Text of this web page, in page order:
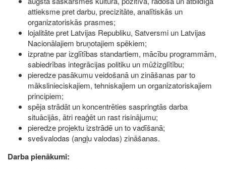
attieksme pret darbu, precizitāte, analītiskās un
organizatoriskās prasmes;
lojalitāte pret Latvijas Republiku, Satversmi un Latvijas
Nacionālajiem bruņotajiem spēkiem;
izpratne par izglītības standartiem, mācību programmām,
sabiedrības integrācijas politiku un mūžizglītību;
pieredze pasākumu veidošanā un zināšanas par to
mākslinieciskajiem, tehniskajiem un organizatoriskajiem
principiem;
spēja strādāt un koncentrēties saspringtās darba
situācijās, ātri reaģēt un rast risinājumu;
pieredze projektu izstrādē un to vadīšanā;
svešvalodas (angļu valodas) zināšanas.
Darba pienākumi: